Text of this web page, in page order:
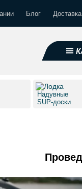
Блог
Надувные
SUP-доски